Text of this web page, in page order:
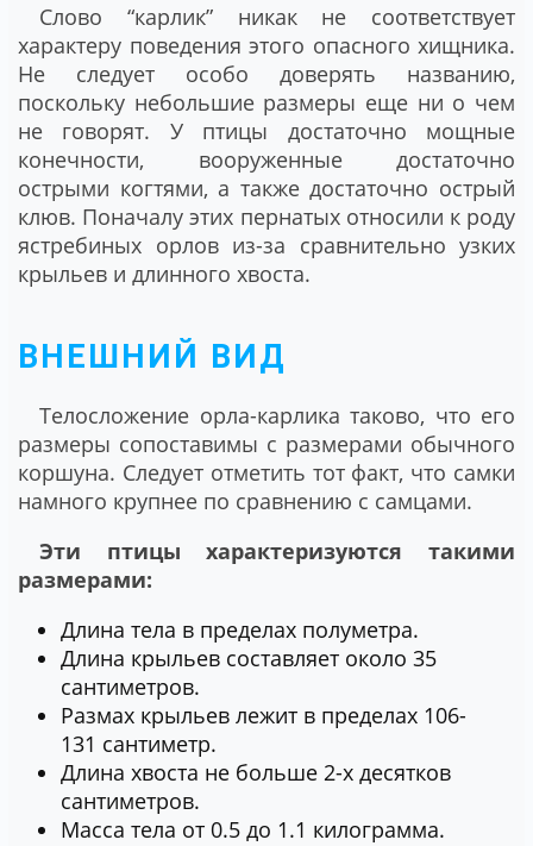
Слово “карлик” никак не соответствует
характеру поведения этого опасного хищника.
Не следует особо доверять названию,
поскольку небольшие размеры еще ни о чем
не говорят. У птицы достаточно мощные
конечности, вооруженные достаточно
острыми когтями, а также достаточно острый
клюв. Поначалу этих пернатых относили к роду
ястребиных орлов из-за сравнительно узких
крыльев и длинного хвоста.
ВНЕШНИЙ ВИД
Телосложение орла-карлика таково, что его
размеры сопоставимы с размерами обычного
коршуна. Следует отметить тот факт, что самки
намного крупнее по сравнению с самцами.
Эти птицы характеризуются такими
размерами:
Длина тела в пределах полуметра.
Длина крыльев составляет около 35
сантиметров.
Размах крыльев лежит в пределах 106-
131 сантиметр.
Длина хвоста не больше 2-х десятков
сантиметров.
Масса тела от 0.5 до 1.1 килограмма.